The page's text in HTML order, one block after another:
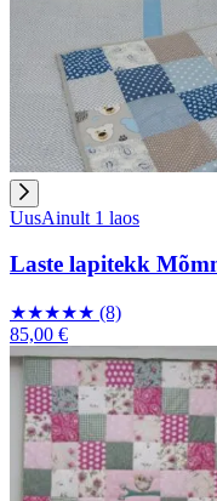
UusAinult 1 laos
Laste lapitekk
★★★★★ (8)
85,00 €